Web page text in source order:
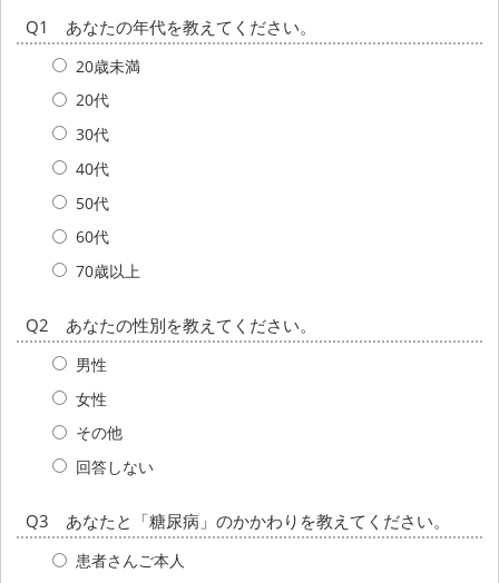
Q1 あなたの年代を教えてください。
20歳未満
20代
30代
40代
50代
60代
70歳以上
Q2 あなたの性別を教えてください。
男性
女性
その他
回答しない
Q3 あなたと「糖尿病」のかかわりを教えてください。
患者さんご本人